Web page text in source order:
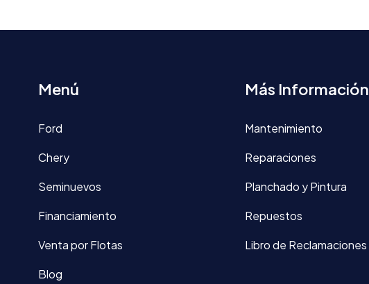
Menú
Ford
Chery
Seminuevos
Financiamiento
Venta por Flotas
Blog
Más Información
Mantenimiento
Reparaciones
Planchado y Pintura
Repuestos
Libro de Reclamaciones